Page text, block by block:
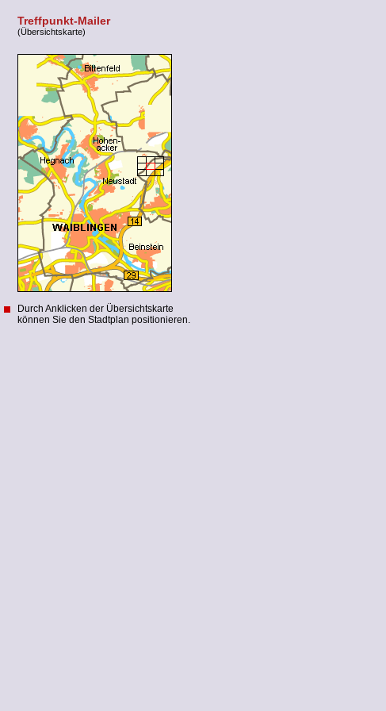
Treffpunkt-Mailer
(Übersichtskarte)
Durch Anklicken der Übersichtskarte
können Sie den Stadtplan positionieren.